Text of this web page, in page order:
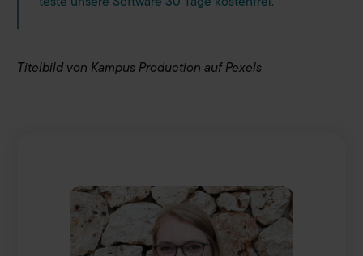
Titelbild von Kampus Production auf Pexels